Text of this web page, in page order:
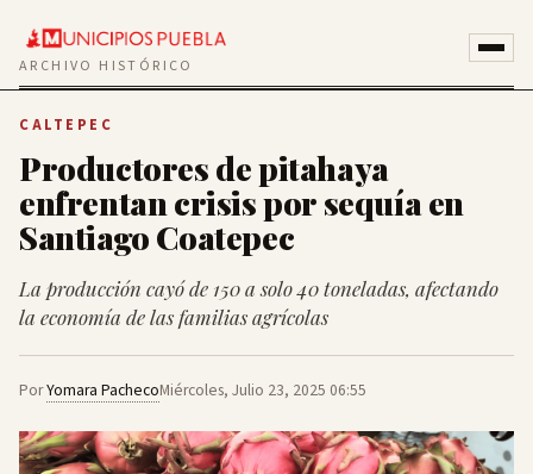
ARCHIVO HISTÓRICO
CALTEPEC
Productores de pitahaya
enfrentan crisis por sequía en
Santiago Coatepec
La producción cayó de 150 a solo 40 toneladas, afectando
la economía de las familias agrícolas
PorYomara PachecoMiércoles, Julio 23, 2025 06:55